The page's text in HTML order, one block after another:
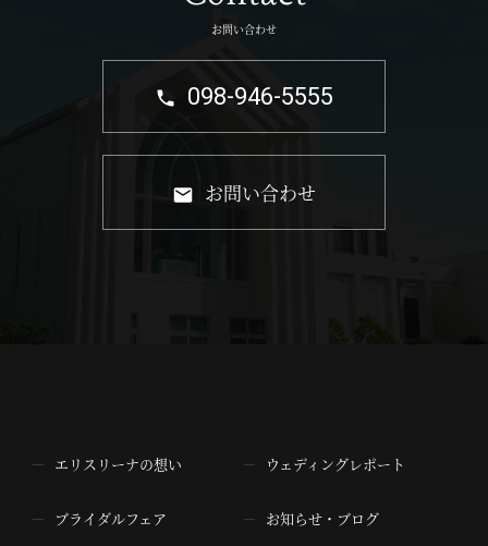
お問い合わせ
098-946-5555
お問い合わせ
エリスリーナの想い
ブライダルフェア
ウェディングレポート
お知らせ・ブログ